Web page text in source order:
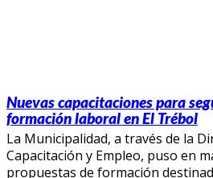
Nuevas capacitaciones para
formación laboral en El Trébol
La Municipalidad, a través de la
Capacitación y Empleo, puso en
propuestas de formación